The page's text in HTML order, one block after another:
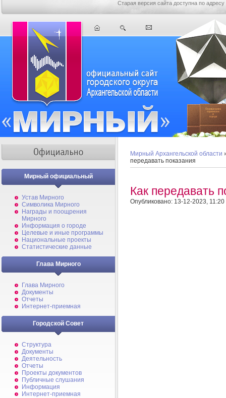
Старая версия сайта доступна по адресу
Мирный официальный
Устав Мирного
Символика Мирного
Награды и поощрения
Мирного
Информация о городе
Целевые и иные программы
Национальные проекты
Статистические данные
Глава Мирного
Глава Мирного
Документы
Отчеты
Интернет-приемная
Городской Совет
Структура
Документы
Деятельность
Отчеты
Проекты документов
Публичные слушания
Информация
Интернет-приемная
Мирный Архангельской области
передавать показания
Как передавать
Опубликовано: 13-12-2023, 11:20